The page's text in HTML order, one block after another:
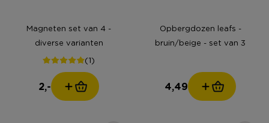
Magneten set van 4 -
diverse varianten
(1)
2,-
Opbergdozen leafs -
bruin/beige - set van 3
4,49